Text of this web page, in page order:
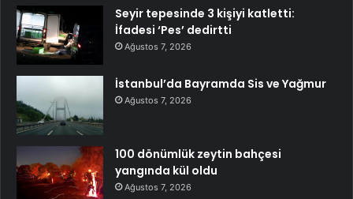
Seyir tepesinde 3 kişiyi katletti:
İfadesi ‘Pes’ dedirtti
Ağustos 7, 2026
İstanbul’da Bayramda Sis ve Yağmur
Ağustos 7, 2026
100 dönümlük zeytin bahçesi
yangında kül oldu
Ağustos 7, 2026